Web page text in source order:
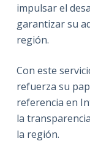
impulsar el
garantizar su
región.
Con este
refuerza su
referencia en
la
la región.